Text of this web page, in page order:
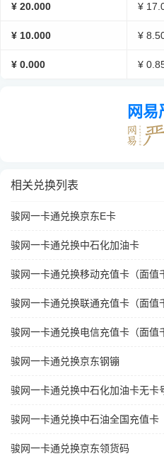
¥ 20.000 ¥
¥ 10.000 ¥
¥ 0.000 ¥
网易
相关兑换列表
骏网一卡通兑换京东E卡
骏网一卡通兑换中石化加油卡
骏网一卡通兑换移动充值卡（面值
骏网一卡通兑换联通充值卡（面值
骏网一卡通兑换电信充值卡（面值
骏网一卡通兑换京东钢镚
骏网一卡通兑换中石化加油卡无卡
骏网一卡通兑换中石油全国充值卡
骏网一卡通兑换京东领货码